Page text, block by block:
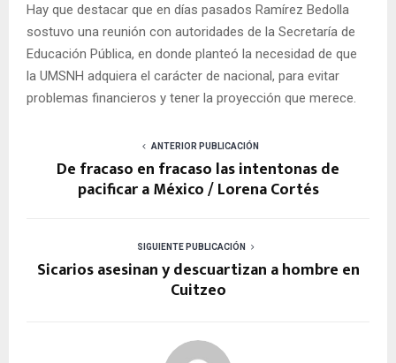
Hay que destacar que en días pasados Ramírez Bedolla
sostuvo una reunión con autoridades de la Secretaría de
Educación Pública, en donde planteó la necesidad de que
la UMSNH adquiera el carácter de nacional, para evitar
problemas financieros y tener la proyección que merece.
ANTERIOR PUBLICACIÓN
De fracaso en fracaso las intentonas de
pacificar a México / Lorena Cortés
SIGUIENTE PUBLICACIÓN
Sicarios asesinan y descuartizan a hombre en
Cuitzeo